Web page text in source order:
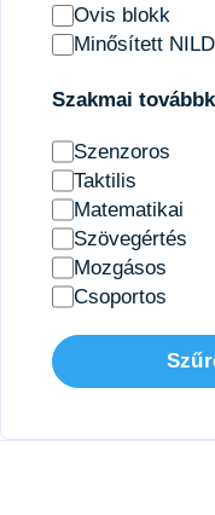
Ovis blokk
Minősített
Szakmai
Szenzoros
Taktilis
Matematikai
Szövegértés
Mozgásos
Csoportos